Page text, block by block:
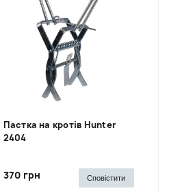
Пастка на кротів Hunter
2404
370 грн Сповістити